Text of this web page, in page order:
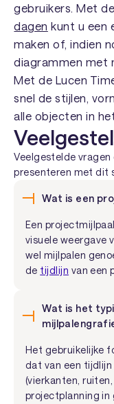
gebruikers. Met de
dagen kunt u een
maken of, indien
diagrammen met
Met de Lucen
snel de stijlen,
alle objecten in
Veelgestelde vragen
presenteren met dit
Wat is een
Een
visuele weergave
wel mijlpalen
de tijdlijn van een
Wat is het
Het gebruikelijke
dat van een
(vierkanten,
projectplanning in